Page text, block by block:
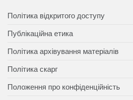
Політика відкритого доступу
Публікаційна етика
Політика архівування матеріалів
Політика скарг
Положення про конфіденційність